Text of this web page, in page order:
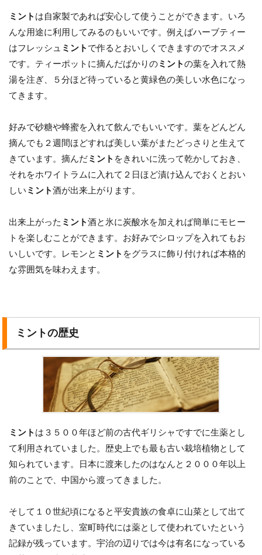
ミント は自家製であれば安心して使うことができます。いろ
んな用途に利用してみるのもいいです。例えばハーブティー
はフレッシュ ミント で作るとおいしくできますのでオススメ
です。ティーポットに摘んだばかりのミントの葉を入れて熱
湯を注ぎ、５分ほど待っていると黄緑色の美しい水色になっ
てきます。
好みで砂糖や蜂蜜を入れて飲んでもいいです。葉をどんどん
摘んでも２週間ほどすれば美しい葉がまたどっさりと生えて
きています。摘んだミント をきれいに洗って乾かしておき、
それをホワイトラムに入れて２日ほど漬け込んでおくとおい
しい ミント酒が出来上がります。
出来上がった ミント酒と氷に炭酸水を加えれば簡単にモヒー
トを楽しむことができます。お好みでシロップを入れてもお
いしいです。レモンと ミント をグラスに飾り付ければ本格的
な雰囲気を味わえます。
ミントの歴史
ミント は３５００年ほど前の古代ギリシャですでに生薬とし
て利用されていました。歴史上でも最も古い栽培植物として
知られています。日本に渡来したのはなんと２０００年以上
前のことで、中国から渡ってきました。
そして１０世紀頃になると平安貴族の食卓に山菜として出て
きていましたし、室町時代には薬として使われていたという
記録が残っています。宇治の辺りでは今は有名になっている